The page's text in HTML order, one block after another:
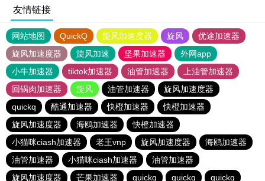
友情链接
网站地图 QuickQ 旋风加速度器 旋风
优途加速器
旋风加速度器
旋风加速 坚果加速器
外网app
小牛加速器
tiktok加速器 油管加速器
上油管加速器
回锅肉加速器
旋风 油管加速器
旋风加速度器
quickq
酷通加速器 快橙加速器
快橙加速器
旋风加速度器
海鸥加速器
快橙加速器
小猫咪ciash加速器
老王vnp 旋风加速度器
海鸥加速器
油管加速器
小猫咪ciash加速器
油管加速器
旋风加速度器
芒果加速器 quickq quickq quickq